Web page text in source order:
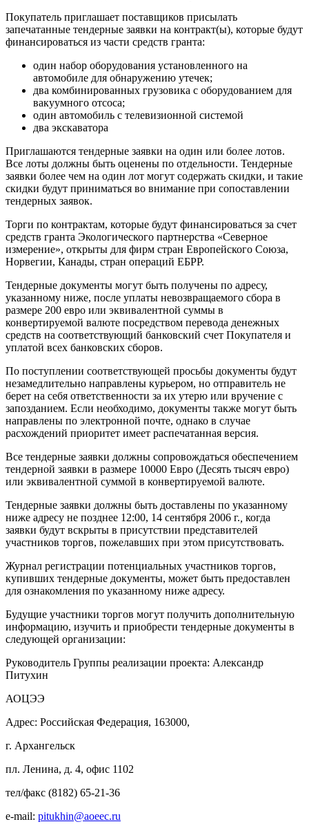
Покупатель приглашает поставщиков присылать
запечатанные тендерные заявки на контракт(ы), которые будут
финансироваться из части средств гранта:
один набор оборудования установленного на
автомобиле для обнаружению утечек;
два комбинированных грузовика с оборудованием для
вакуумного отсоса;
один автомобиль с телевизионной системой
два экскаватора
Приглашаются тендерные заявки на один или более лотов.
Все лоты должны быть оценены по отдельности. Тендерные
заявки более чем на один лот могут содержать скидки, и такие
скидки будут приниматься во внимание при сопоставлении
тендерных заявок.
Торги по контрактам, которые будут финансироваться за счет
средств гранта Экологического партнерства «Северное
измерение», открыты для фирм стран Европейского Союза,
Норвегии, Канады, стран операций ЕБРР.
Тендерные документы могут быть получены по адресу,
указанному ниже, после уплаты невозвращаемого сбора в
размере 200 евро или эквивалентной суммы в
конвертируемой валюте посредством перевода денежных
средств на соответствующий банковский счет Покупателя и
уплатой всех банковских сборов.
По поступлении соответствующей просьбы документы будут
незамедлительно направлены курьером, но отправитель не
берет на себя ответственности за их утерю или вручение с
запозданием. Если необходимо, документы также могут быть
направлены по электронной почте, однако в случае
расхождений приоритет имеет распечатанная версия.
Все тендерные заявки должны сопровождаться обеспечением
тендерной заявки в размере 10000 Евро (Десять тысяч евро)
или эквивалентной суммой в конвертируемой валюте.
Тендерные заявки должны быть доставлены по указанному
ниже адресу не позднее 12:00, 14 сентября 2006 г. когда
заявки будут вскрыты в присутствии представителей
участников торгов, пожелавших при этом присутствовать.
Журнал регистрации потенциальных участников торгов,
купивших тендерные документы, может быть предоставлен
для ознакомления по указанному ниже адресу.
Будущие участники торгов могут получить дополнительную
информацию, изучить и приобрести тендерные документы в
следующей организации:
Руководитель Группы реализации проекта: Александр
Питухин
АОЦЭЭ
Адрес: Российская Федерация, 163000,
г. Архангельск
пл. Ленина, д. 4, офис 1102
тел/факс (8182) 65-21-36
e-mail: pitukhin@aoeec.ru